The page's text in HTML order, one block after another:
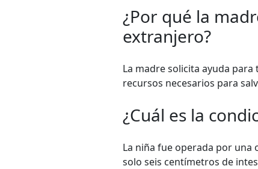
¿Por qué la
extranjero?
La madre solicita ayuda
recursos necesarios para
¿Cuál es la
La niña fue operada por
solo seis centímetros de